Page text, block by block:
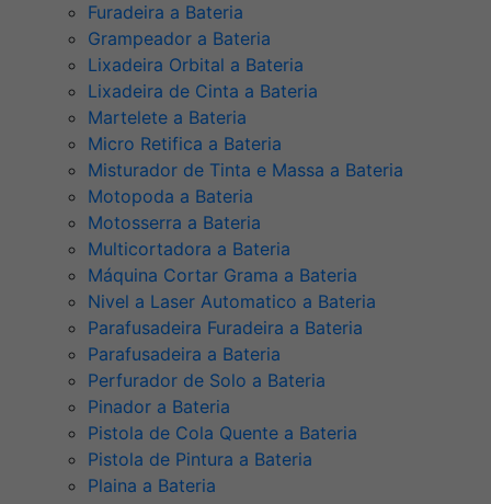
Furadeira a Bateria
Grampeador a Bateria
Lixadeira Orbital a Bateria
Lixadeira de Cinta a Bateria
Martelete a Bateria
Micro Retifica a Bateria
Misturador de Tinta e Massa a Bateria
Motopoda a Bateria
Motosserra a Bateria
Multicortadora a Bateria
Máquina Cortar Grama a Bateria
Nivel a Laser Automatico a Bateria
Parafusadeira Furadeira a Bateria
Parafusadeira a Bateria
Perfurador de Solo a Bateria
Pinador a Bateria
Pistola de Cola Quente a Bateria
Pistola de Pintura a Bateria
Plaina a Bateria